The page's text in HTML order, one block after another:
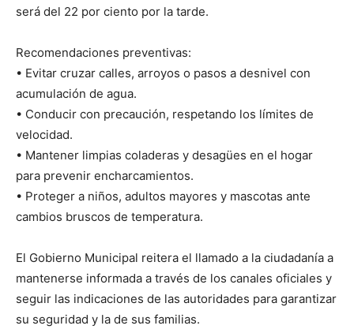
será del 22 por ciento por la tarde.
Recomendaciones preventivas:
• Evitar cruzar calles, arroyos o pasos a desnivel con
acumulación de agua.
• Conducir con precaución, respetando los límites de
velocidad.
• Mantener limpias coladeras y desagües en el hogar
para prevenir encharcamientos.
• Proteger a niños, adultos mayores y mascotas ante
cambios bruscos de temperatura.
El Gobierno Municipal reitera el llamado a la ciudadanía a
mantenerse informada a través de los canales oficiales y
seguir las indicaciones de las autoridades para garantizar
su seguridad y la de sus familias.